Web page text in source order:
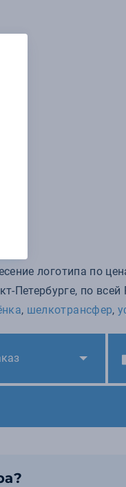
логотипа по
по всей
, шелкотрансфер,